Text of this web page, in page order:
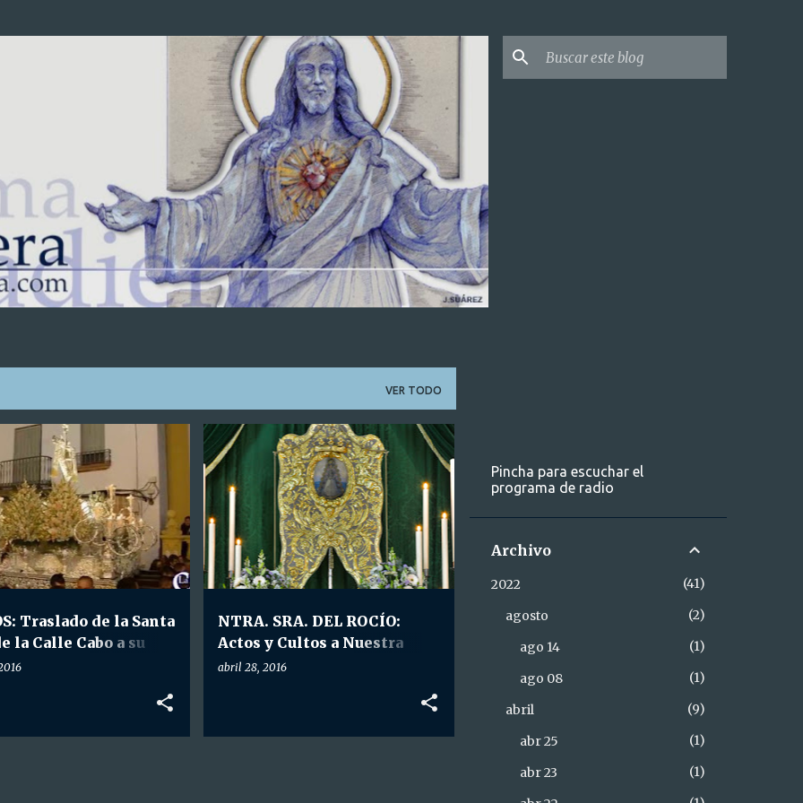
VER TODO
Traslado de la Santa
la Calle Cabo a su
tras el Solemne
CRUZ CALLE CABO
NTRA. SRA. DEL ROCÍO:
Actos y Cultos a Nuestra
Señora del Rocío en La
abril 28, 2016
HDAD. NTRA. SRA. DEL ROCÍO
Pincha para escuchar el
programa de radio
Archivo
2022
41
agosto
2
ago 14
1
ago 08
1
abril
9
abr 25
1
abr 23
1